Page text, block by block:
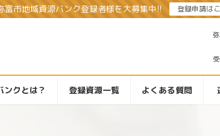
富市地域資源バンク登録者様を大募集中!! 登録申請は
ンクとは？ 登録資源一覧 よくある質問